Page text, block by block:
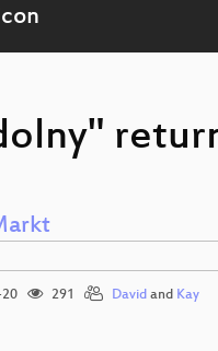
291 Davidand Kay